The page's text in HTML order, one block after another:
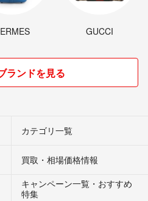
GUCCI
ランドを見る
カテゴリ一覧
買取・相場価格情報
キャンペーン一覧・おすすめ
特集